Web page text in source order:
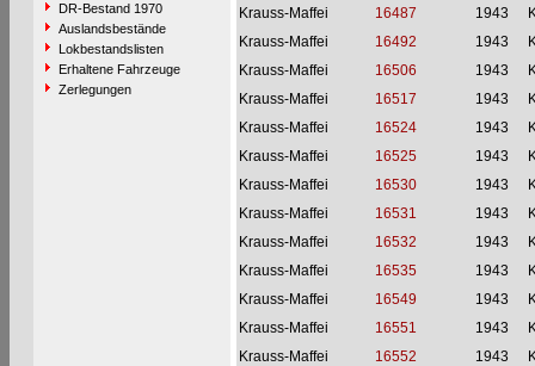
DR-Bestand 1970
Auslandsbestände
Lokbestandslisten
Erhaltene Fahrzeuge
Zerlegungen
Krauss-Maffei
16487 1943
Krauss-Maffei
16492 1943
Krauss-Maffei
16506 1943
Krauss-Maffei
16517 1943
Krauss-Maffei
16524 1943
Krauss-Maffei
16525 1943
Krauss-Maffei
16530 1943
Krauss-Maffei
16531 1943
Krauss-Maffei
16532 1943
Krauss-Maffei
16535 1943
Krauss-Maffei
16549 1943
Krauss-Maffei
16551 1943
Krauss-Maffei
16552 1943